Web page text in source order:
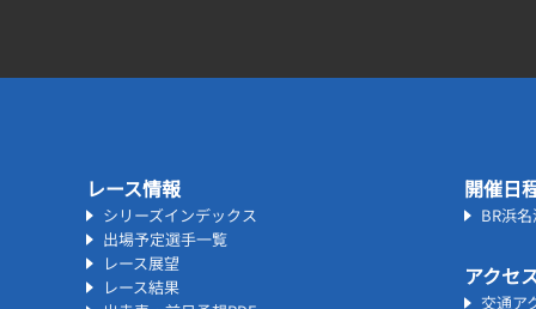
レース情報
シリーズインデックス
出場予定選手一覧
レース展望
レース結果
開催日
BR浜
アクセ
交通ア